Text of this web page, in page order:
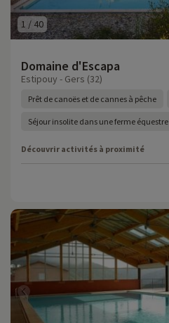
1 / 40
Domaine d'Escapa
Estipouy - Gers (32)
Prêt de canoës et de cannes à pêche
Séjour insolite dans une ferme équestre
Découvrir activités à proximité